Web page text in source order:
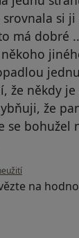
si
má dobré
že někdy
že
se
uživatele Váš
na